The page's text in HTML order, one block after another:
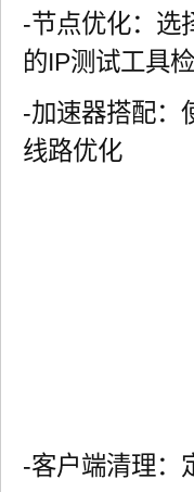
-节点优化：选
的IP测试工具
-加速器搭配：
线路优化
-客户端清理：